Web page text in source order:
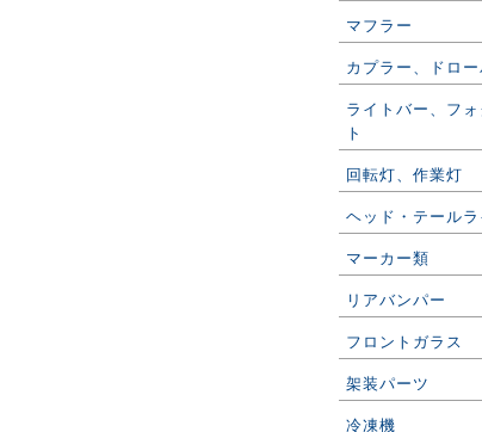
マフラー
カプラー、ドロー
ライトバー、フォ
ト
回転灯、作業灯
ヘッド・テールラ
マーカー類
リアバンパー
フロントガラス
架装パーツ
冷凍機